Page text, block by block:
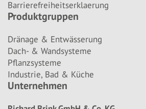
Barrierefreiheitserklaerung
Produktgruppen
Dränage & Entwässerung
Dach- & Wandsysteme
Pflanzsysteme
Industrie, Bad & Küche
Unternehmen